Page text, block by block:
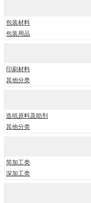
包装材料
包装用品
印刷材料
其他分类
造纸原料及助剂
其他分类
简加工类
深加工类